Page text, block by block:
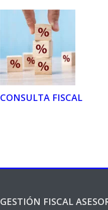
CONSULTA FISCAL
GESTIÓN FISCAL